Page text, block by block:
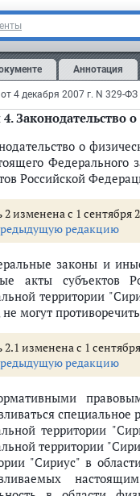
законе
и спорте
территории "Сириус" в
культуры и спорта
культуры и спорта
(ст.ст. 10 - 27)
специальная
Аннотация
развитию
спорт) и
специфики его
к статье 3
4.Законодательство
о
Федерального
Российской
2 изменена с 1 сентября
редакцию
законы и
акты субъектов
территории
не могут
2.1 изменена с 1 сентября
редакцию
специальное
территории
территории
"Сириус" в